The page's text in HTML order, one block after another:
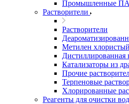
Промышленные
Растворители
Растворители
Метилен
Дистиллированная
Катализаторы из
Прочие
Терпеновые
Хлорированные
Реагенты для очистки